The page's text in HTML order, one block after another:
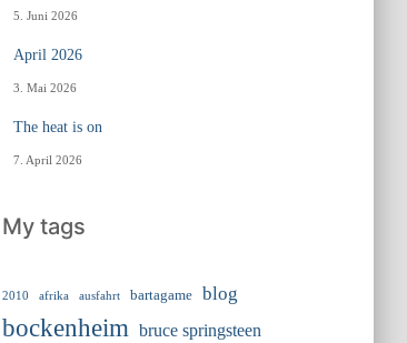
5. Juni 2026
April 2026
3. Mai 2026
The heat is on
7. April 2026
My tags
2010 afrika ausfahrt bartagame blog
bockenheim bruce springsteen